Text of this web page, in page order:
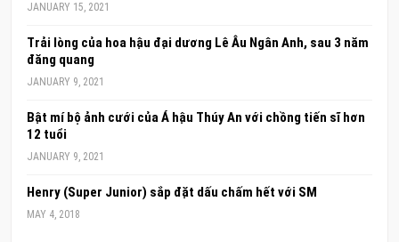
JANUARY 15, 2021
Trải lòng của hoa hậu đại dương Lê Âu Ngân Anh, sau 3 năm
đăng quang
JANUARY 9, 2021
Bật mí bộ ảnh cưới của Á hậu Thúy An với chồng tiến sĩ hơn
12 tuổi
JANUARY 9, 2021
Henry (Super Junior) sắp đặt dấu chấm hết với SM
MAY 4, 2018